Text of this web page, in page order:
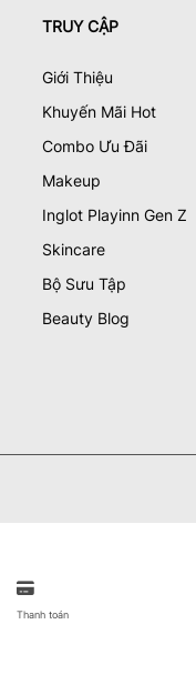
TRUY CẬP
Giới Thiệu
Khuyến Mãi Hot
Combo Ưu Đãi
Makeup
Inglot Playinn Gen Z
Skincare
Bộ Sưu Tập
Beauty Blog
Thanh toán